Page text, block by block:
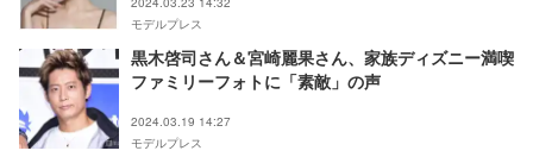
モデルプレス
黒木啓司さん＆宮崎麗果さん、家族ディズニー満喫
ファミリーフォトに「素敵」の声
2024.03.19 14:27
モデルプレス